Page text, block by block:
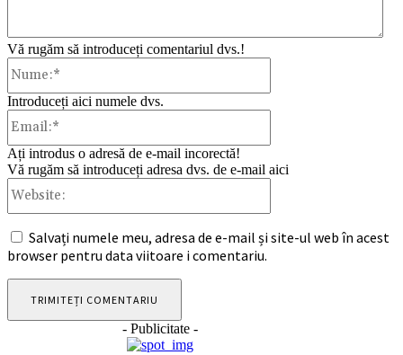
Vă rugăm să introduceți comentariul dvs.!
Introduceți aici numele dvs.
Ați introdus o adresă de e-mail incorectă!
Vă rugăm să introduceți adresa dvs. de e-mail aici
Salvați numele meu, adresa de e-mail și site-ul web în acest
browser pentru data viitoare i comentariu.
- Publicitate -